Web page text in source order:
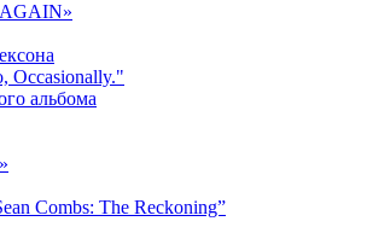
AGAIN»
Occasionally."
альбома
Combs: The Reckoning”